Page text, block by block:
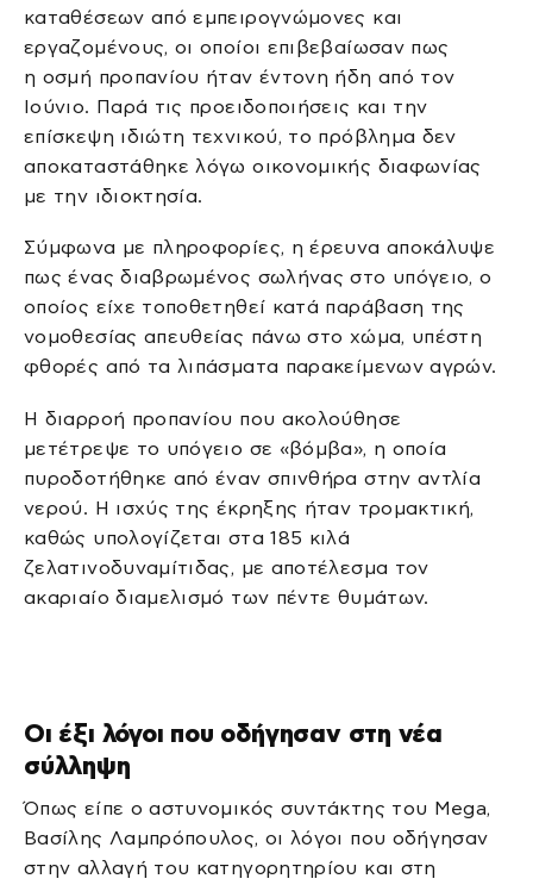
καταθέσεων από εμπειρογνώμονες και
εργαζομένους, οι οποίοι επιβεβαίωσαν πως
η οσμή προπανίου ήταν έντονη ήδη από τον
Ιούνιο. Παρά τις προειδοποιήσεις και την
επίσκεψη ιδιώτη τεχνικού, το πρόβλημα δεν
αποκαταστάθηκε λόγω οικονομικής διαφωνίας
με την ιδιοκτησία.
Σύμφωνα με πληροφορίες, η έρευνα αποκάλυψε
πως ένας διαβρωμένος σωλήνας στο υπόγειο, ο
οποίος είχε τοποθετηθεί κατά παράβαση της
νομοθεσίας απευθείας πάνω στο χώμα, υπέστη
φθορές από τα λιπάσματα παρακείμενων αγρών.
Η διαρροή προπανίου που ακολούθησε
μετέτρεψε το υπόγειο σε «βόμβα», η οποία
πυροδοτήθηκε από έναν σπινθήρα στην αντλία
νερού. Η ισχύς της έκρηξης ήταν τρομακτική,
καθώς υπολογίζεται στα 185 κιλά
ζελατινοδυναμίτιδας, με αποτέλεσμα τον
ακαριαίο διαμελισμό των πέντε θυμάτων.
Οι έξι λόγοι που οδήγησαν στη νέα
σύλληψη
Όπως είπε ο αστυνομικός συντάκτης του Mega,
Βασίλης Λαμπρόπουλος, οι λόγοι που οδήγησαν
στην αλλαγή του κατηγορητηρίου και στη